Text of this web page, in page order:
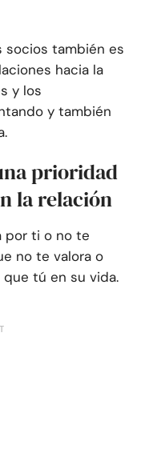
socios también es
hacia la
y los
y también
prioridad
la relación
por ti o no te
no te valora o
tú en su vida.